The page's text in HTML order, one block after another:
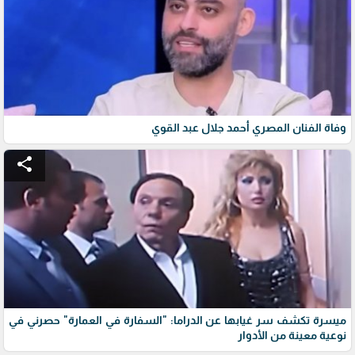
وفاة الفنان المصري أحمد جلال عبد القوي
share
ميسرة تكشف سر غيابها عن الدراما: "السفارة في العمارة" حصرني في
نوعية معينة من الأدوار